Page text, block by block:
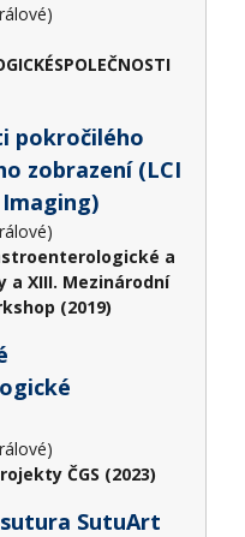
pokročilého
zobrazení (LCI
a
a XIII. Mezinárodní
(2019)
ČGS (2023)
SutuArt